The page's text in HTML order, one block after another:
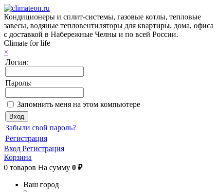
Кондиционеры и сплит-системы, газовые котлы, тепловые
завесы, водяные тепловентиляторы для квартиры, дома, офиса
с доставкой в Набережные Челны и по всей России.
Climate for life
×
Логин:
Пароль:
Запомнить меня на этом компьютере
Забыли свой пароль?
Регистрация
Вход Регистрация
Корзина
0 товаров На сумму 0 ₽
Ваш город